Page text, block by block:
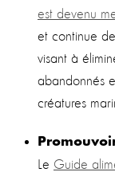
est devenu
et continue
visant à
abandonnés
créatures
Le Guide